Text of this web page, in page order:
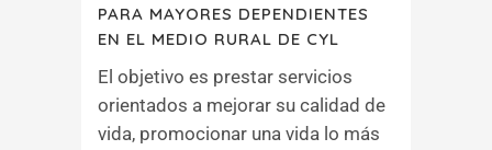
PARA MAYORES DEPENDIENTES
EN EL MEDIO RURAL DE CYL
El objetivo es prestar servicios
orientados a mejorar su calidad de
vida, promocionar una vida lo más